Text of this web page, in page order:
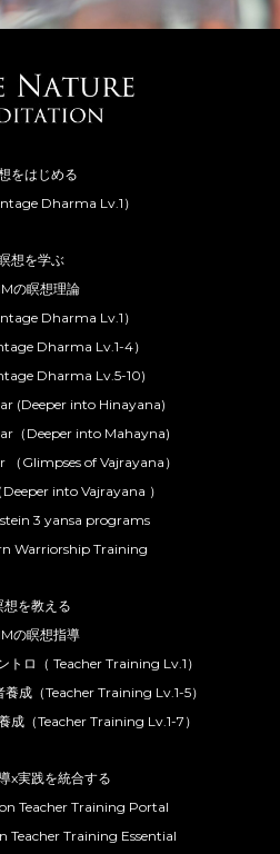
をはじめる
Dharma Lv.1）
想を学ぶ
の瞑想理論
Dharma Lv.1）
Dharma Lv.1-4）
Dharma Lv.5-10)
(Deeper into Hinayana)
（Deeper into Mahayna)
（Glimpses of Vajrayana）
into Vajrayana ）
3 yansa programs
Warriorship Training
想を教える
の瞑想指導
トロ（ Teacher Training Lv.1）
成（Teacher Training Lv.1-5）
成（Teacher Training Lv.1-7）
x実践を統合する
Teacher Training Portal
Teacher Training Essential